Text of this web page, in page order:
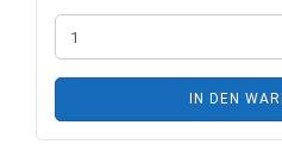
IN DEN